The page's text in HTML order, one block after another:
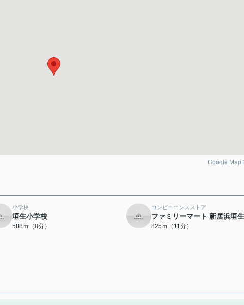
Google Map
小学校
垣生小学校
588ｍ（8分）
コンビニエンスストア
ファミリーマート 新居浜垣
825ｍ（11分）